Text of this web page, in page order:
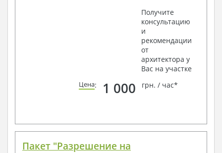
Получите
консультацию
и
рекомендации
от
архитектора у
Вас на участке
Цена: 1 000 грн. / час*
Пакет "Разрешение на